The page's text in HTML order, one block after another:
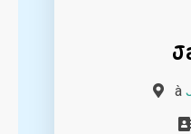
à